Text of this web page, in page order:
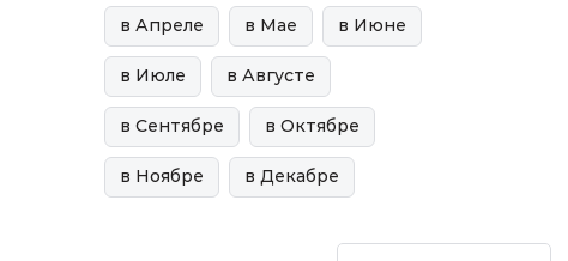
в Апреле в Мае в Июне
в Июле в Августе
в Сентябре в Октябре
в Ноябре в Декабре